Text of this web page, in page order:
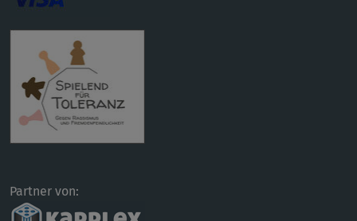
Partner von: